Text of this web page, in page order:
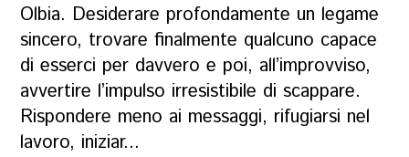
Olbia. Desiderare profondamente un legame
sincero, trovare finalmente qualcuno capace
di esserci per davvero e poi, all’improvviso,
avvertire l’impulso irresistibile di scappare.
Rispondere meno ai messaggi, rifugiarsi nel
lavoro, iniziar...